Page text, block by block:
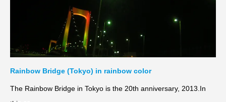
Rainbow Bridge (Tokyo) in rainbow color
The Rainbow Bridge in Tokyo is the 20th anniversary, 2013.In